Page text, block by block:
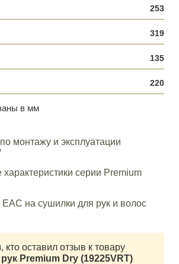
253
319
135
220
в мм
монтажу и эксплуатации
характеристики серии Premium
на сушилки для рук и волос
оставил отзыв к товару
Premium Dry (19225VRT)